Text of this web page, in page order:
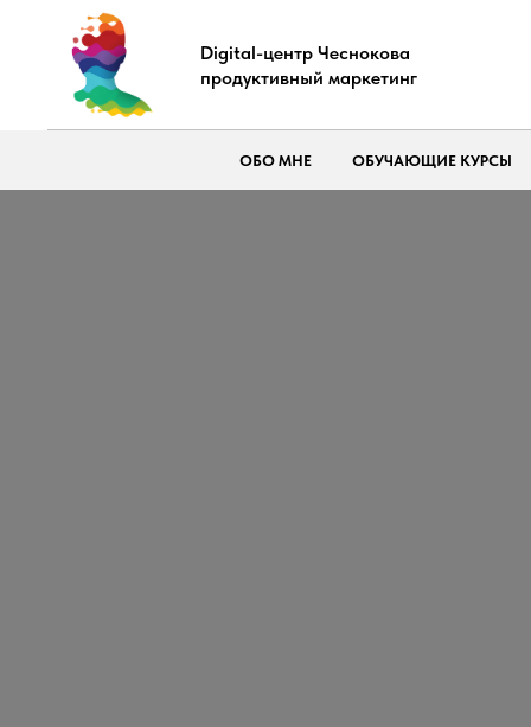
Digital-центр Чеснокова
продуктивный маркетинг
ОБО МНЕ ОБУЧАЮЩИЕ КУРСЫ